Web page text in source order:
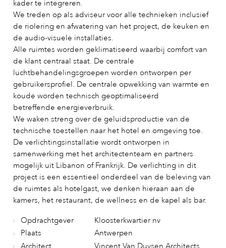
kader te integreren.
We treden op als adviseur voor alle technieken inclusief
de riolering en afwatering van het project, de keuken en
de audio-visuele installaties.
Alle ruimtes worden geklimatiseerd waarbij comfort van
de klant centraal staat. De centrale
luchtbehandelingsgroepen worden ontworpen per
gebruikersprofiel. De centrale opwekking van warmte en
koude worden technisch geoptimaliseerd
betreffende energieverbruik.
We waken streng over de geluidsproductie van de
technische toestellen naar het hotel en omgeving toe.
De verlichtingsinstallatie wordt ontworpen in
samenwerking met het architectenteam en partners
mogelijk uit Libanon of Frankrijk. De verlichting in dit
project is een essentieel onderdeel van de beleving van
de ruimtes als hotelgast, we denken hieraan aan de
kamers, het restaurant, de wellness en de kapel als bar.
Opdrachtgever
Kloosterkwartier nv
Plaats
Antwerpen